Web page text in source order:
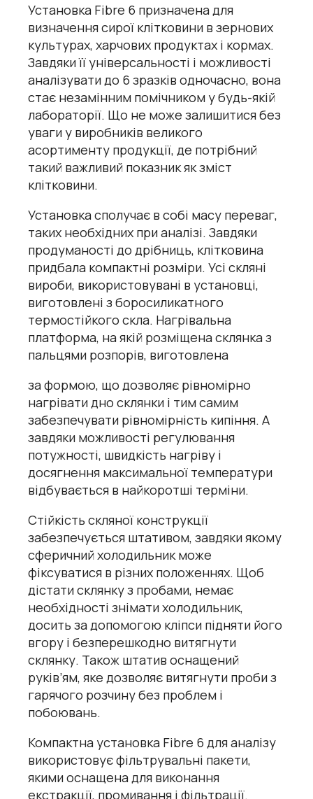
Установка Fibre 6 призначена для
визначення сирої клітковини в зернових
культурах, харчових продуктах і кормах.
Завдяки її універсальності і можливості
аналізувати до 6 зразків одночасно, вона
стає незамінним помічником у будь-якій
лабораторії. Що не може залишитися без
уваги у виробників великого
асортименту продукції, де потрібний
такий важливий показник як зміст
клітковини.
Установка сполучає в собі масу переваг,
таких необхідних при аналізі. Завдяки
продуманості до дрібниць, клітковина
придбала компактні розміри. Усі скляні
вироби, використовувані в установці,
виготовлені з боросиликатного
термостійкого скла. Нагрівальна
платформа, на якій розміщена склянка з
пальцями розпорів, виготовлена
за формою, що дозволяє рівномірно
нагрівати дно склянки і тим самим
забезпечувати рівномірність кипіння. А
завдяки можливості регулювання
потужності, швидкість нагріву і
досягнення максимальної температури
відбувається в найкоротші терміни.
Стійкість скляної конструкції
забезпечується штативом, завдяки якому
сферичний холодильник може
фіксуватися в різних положеннях. Щоб
дістати склянку з пробами, немає
необхідності знімати холодильник,
досить за допомогою кліпси підняти його
вгору і безперешкодно витягнути
склянку. Також штатив оснащений
руків’ям, яке дозволяє витягнути проби з
гарячого розчину без проблем і
побоювань.
Компактна установка Fibre 6 для аналізу
використовує фільтрувальні пакети,
якими оснащена для виконання
екстракції, промивання і фільтрації.